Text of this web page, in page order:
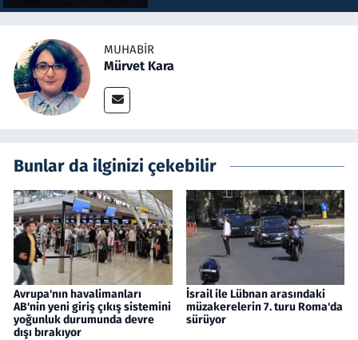
MUHABIR
Mürvet Kara
Bunlar da ilginizi çekebilir
Avrupa'nın havalimanları
AB'nin yeni giriş çıkış sistemini
yoğunluk durumunda devre
dışı bırakıyor
İsrail ile Lübnan arasındaki
müzakerelerin 7. turu Roma'da
sürüyor